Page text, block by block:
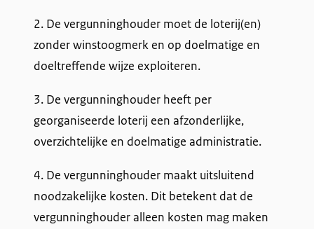
2. De vergunninghouder moet de loterij(en)
zonder winstoogmerk en op doelmatige en
doeltreffende wijze exploiteren.
3. De vergunninghouder heeft per
georganiseerde loterij een afzonderlijke,
overzichtelijke en doelmatige administratie.
4. De vergunninghouder maakt uitsluitend
noodzakelijke kosten. Dit betekent dat de
vergunninghouder alleen kosten mag maken